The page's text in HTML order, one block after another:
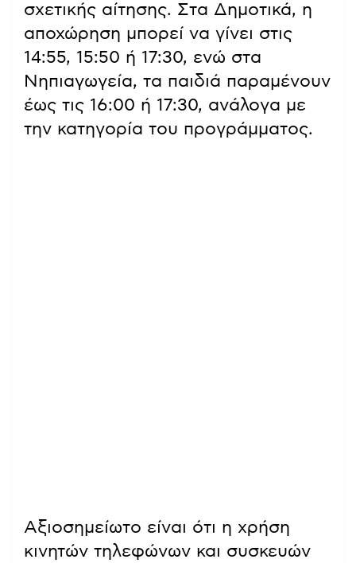
σχετικής αίτησης. Στα Δημοτικά, η
αποχώρηση μπορεί να γίνει στις
14:55, 15:50 ή 17:30, ενώ στα
Νηπιαγωγεία, τα παιδιά παραμένουν
έως τις 16:00 ή 17:30, ανάλογα με
την κατηγορία του προγράμματος.
Αξιοσημείωτο είναι ότι η χρήση
κινητών τηλεφώνων και συσκευών